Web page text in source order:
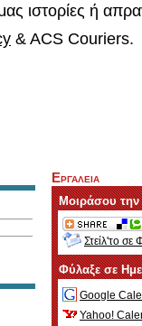
ιστορίες ή
& ACS Couriers.
Εργαλεια
Μοιράσου
Στείλ'το σε
Φύλαξε σε
Google
Yahoo!